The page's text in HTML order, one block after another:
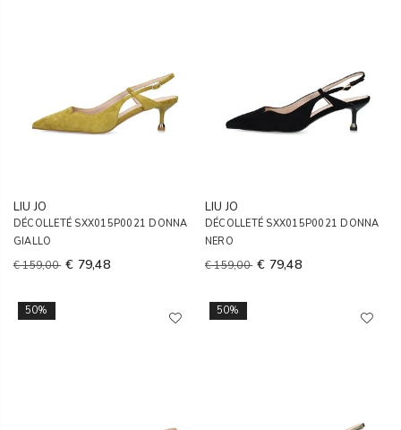
LIU JO
DÉCOLLETÉ SXX015P0021 DONNA
GIALLO
€ 159,00 € 79,48
LIU JO
DÉCOLLETÉ SXX015P0021 DONNA
NERO
€ 159,00 € 79,48
50% 50%